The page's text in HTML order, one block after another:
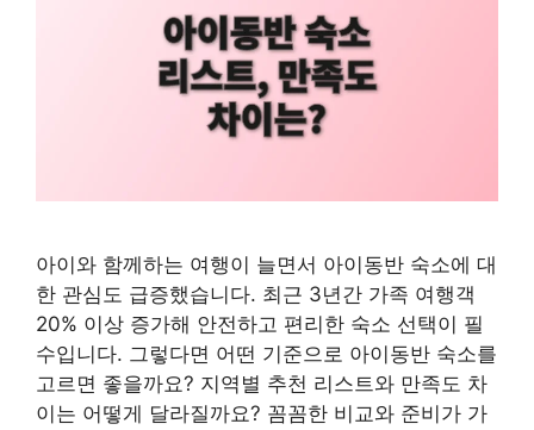
아이와 함께하는 여행이 늘면서 아이동반 숙소에 대
한 관심도 급증했습니다. 최근 3년간 가족 여행객
20% 이상 증가해 안전하고 편리한 숙소 선택이 필
수입니다. 그렇다면 어떤 기준으로 아이동반 숙소를
고르면 좋을까요? 지역별 추천 리스트와 만족도 차
이는 어떻게 달라질까요? 꼼꼼한 비교와 준비가 가